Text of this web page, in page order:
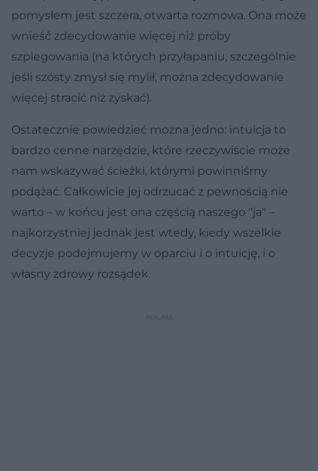
pomysłem jest szczera, otwarta rozmowa. Ona może
wnieść zdecydowanie więcej niż próby
szpiegowania (na których przyłapaniu, szczególnie
jeśli szósty zmysł się mylił, można zdecydowanie
więcej stracić niż zyskać).
Ostatecznie powiedzieć można jedno: intuicja to
bardzo cenne narzędzie, które rzeczywiście może
nam wskazywać ścieżki, którymi powinniśmy
podążać. Całkowicie jej odrzucać z pewnością nie
warto – w końcu jest ona częścią naszego "ja" –
najkorzystniej jednak jest wtedy, kiedy wszelkie
decyzje podejmujemy w oparciu i o intuicję, i o
własny zdrowy rozsądek.